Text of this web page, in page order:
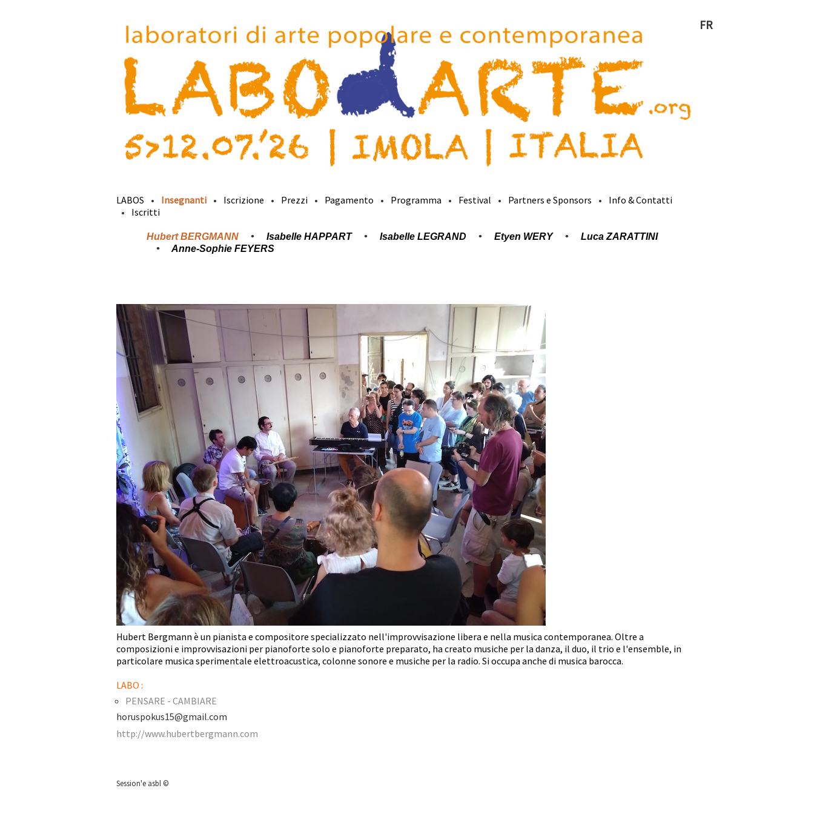
FR
LABOS Insegnanti Iscrizione Prezzi Pagamento Programma Festival Partners e Sponsors
Info & Contatti
Iscritti
Hubert BERGMANN Isabelle HAPPART Isabelle LEGRAND Etyen WERY
Luca ZARATTINI
Anne-Sophie FEYERS
Hubert Bergmann è un pianista e compositore specializzato nell'improvvisazione libera e nella musica contemporanea. Oltre a
composizioni e improvvisazioni per pianoforte solo e pianoforte preparato, ha creato musiche per la danza, il duo, il trio e l'ensemble, in
particolare musica sperimentale elettroacustica, colonne sonore e musiche per la radio. Si occupa anche di musica barocca.
LABO :
PENSARE - CAMBIARE
horuspokus15@gmail.com
http://www.hubertbergmann.com
Session'e asbl ©